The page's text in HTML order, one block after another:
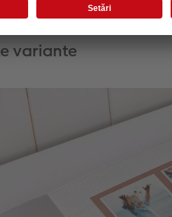
variante